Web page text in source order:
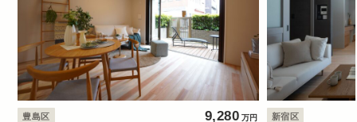
豊島区 9,280 万円 新宿区